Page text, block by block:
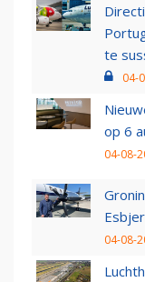
te
04-
op 6
04-08-
04-08-